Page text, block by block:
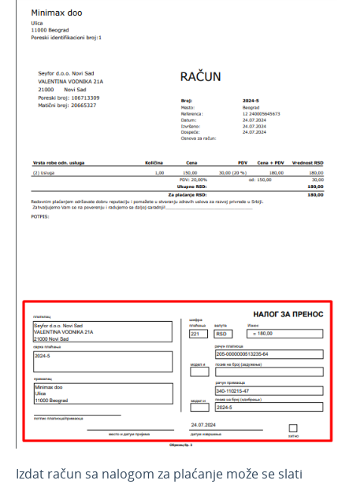
Izdat račun sa nalogom za plaćanje može se slati